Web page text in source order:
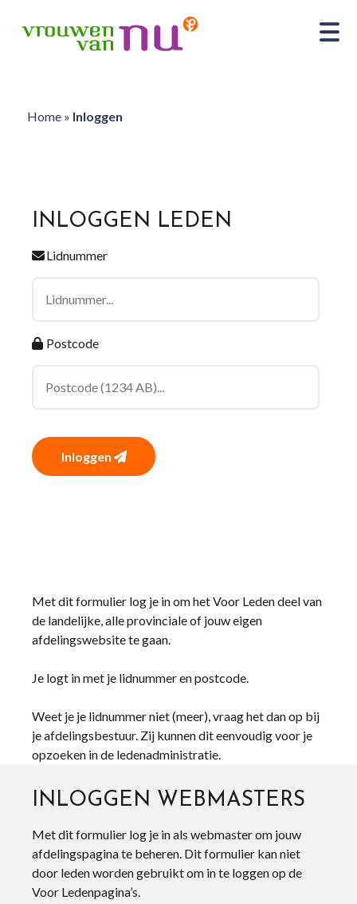
Home» Inloggen
INLOGGEN LEDEN
Lidnummer
Postcode
Inloggen
Met dit formulier log je in om het Voor Leden deel van
de landelijke, alle provinciale of jouw eigen
afdelingswebsite te gaan.
Je logt in met je lidnummer en postcode.
Weet je je lidnummer niet (meer), vraag het dan op bij
je afdelingsbestuur. Zij kunnen dit eenvoudig voor je
opzoeken in de ledenadministratie.
INLOGGEN WEBMASTERS
Met dit formulier log je in als webmaster om jouw
afdelingspagina te beheren. Dit formulier kan niet
door leden worden gebruikt om in te loggen op de
Voor Ledenpagina’s.